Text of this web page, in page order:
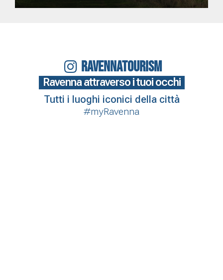
RAVENNATOURISM
Ravenna attraverso i tuoi occhi
Tutti i luoghi iconici della città
#myRavenna